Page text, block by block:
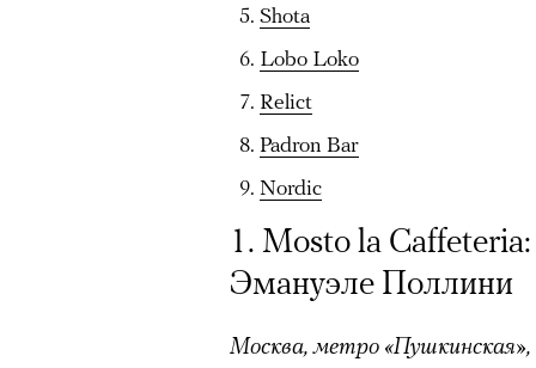
Shota
Lobo Loko
Relict
Padron Bar
Nordic
1. Mosto la
Эмануэле Поллини
Москва, метро «Пушкинская»,
«Зеленые глаза»
Труиля
Фестиваль открылся с
показом на огромном
камерного французского
Verts) режиссерского
Прошлая их кинолента
космонавта в мире, а
имя.